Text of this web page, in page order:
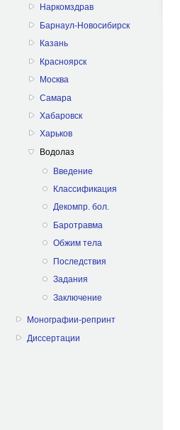
Наркомздрав
Барнаул-Новосибирск
Казань
Красноярск
Москва
Самара
Хабаровск
Харьков
Водолаз
Введение
Классификация
Декомпр. бол.
Баротравма
Обжим тела
Последствия
Задания
Заключение
Монографии-репринт
Диссертации